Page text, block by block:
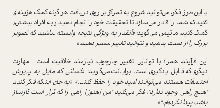
با این طرز فکر، می‌توانید شروع به تمرکز بر روی دریافت هر گونه کمک هزینه‌ای
کنید که شما را قادر می‌سازد تا تحقیقات خود را انجام دهید و به افراد بیشتری
کمک کنید. ماتیس می‌گوید:«آنقدر به ویژگی نتیجه وابسته نباشید که تصویر
بزرگ را از دست بدهید و نتوانید تغییر مسیر دهید.»
این فرآیند، همراه با توانایی تغییر چارچوب، نیازمند خلاقیت است—مهارت
دیگری که قابل یادگیری است. برایانت می‌گوید: «کسانی که مایل به پذیرش
احتمالات هستند، می‌توانند امید خود را حفظ کنند.» «به جای اینکه فکر کنید
"هیچ راهی وجود ندارد"، فکر می‌کنید "من [هنوز] راهی را که قرار است کارساز
باشد، پیدا نکرده‌ام."»